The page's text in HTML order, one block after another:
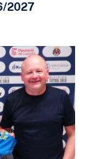
2027